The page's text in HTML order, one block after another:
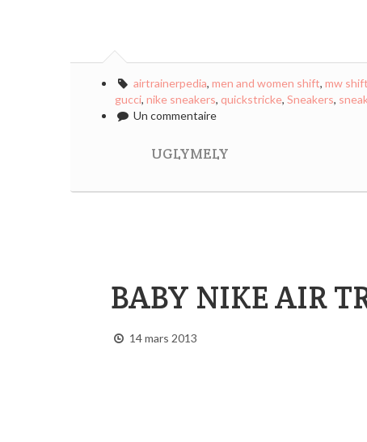
airtrainerpedia, men and women shift, mw
gucci, nike sneakers, quickstricke, Sneakers,
Un commentaire
UGLYMELY
BABY NIKE AIR
14 mars 2013